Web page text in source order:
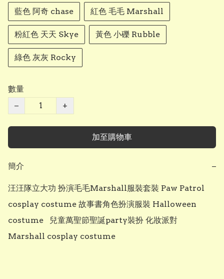
藍色 阿奇 chase
紅色 毛毛 Marshall
粉紅色 天天 Skye 黃色 小礫 Rubble
綠色 灰灰 Rocky
數量
−
+
加至購物車
簡介 −
汪汪隊立大功 扮演毛毛Marshall服裝套裝 Paw Patrol
cosplay costume 故事書角色扮演服裝 Halloween
costume   兒童萬聖節聖誕party裝扮 化妝派對
Marshall cosplay costume